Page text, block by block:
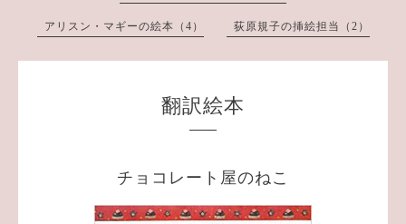
アリスン・マギーの絵本（4） 荻原規子の挿絵担当（2）
翻訳絵本
チョコレート屋のねこ